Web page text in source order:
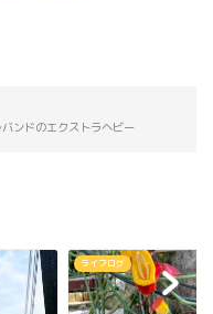
ンドのエクストラヘビー
ライフログ